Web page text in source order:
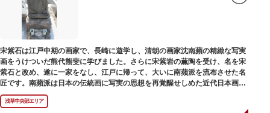
宋紫石は江戸中期の画家で、長崎に遊学し、清朝の画家沈南蘋の精緻な写実
画をうけついだ熊代熊斐に学びました。さらに宋紫岩の薫陶を受け、名を宋
紫石と改め、遂に一家をなし、江戸に帰って、大いに南蘋派を流布させた名
匠です。南蘋派は日本の伝統画に写実の思想を再覚醒せしめた近代日本画壇
の源流です。お墓は徳本寺（とくほんじ）境内にあります。
浅草中央部エリア